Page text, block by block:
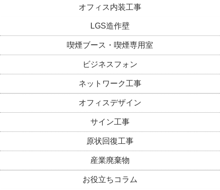
オフィス内装工事
LGS造作壁
喫煙ブース・喫煙専用室
ビジネスフォン
ネットワーク工事
オフィスデザイン
サイン工事
原状回復工事
産業廃棄物
お役立ちコラム